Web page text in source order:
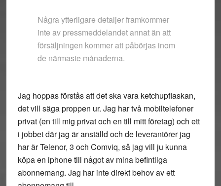
Några ytterligare detaljer framkommer
inte av pressmeddelandet annat än att
försäljningen kommer att påbörjas inom
de närmaste månaderna.
Jag hoppas förstås att det ska vara ketchupflaskan,
det vill säga proppen ur. Jag har två mobiltelefoner
privat (en till mig privat och en till mitt företag) och ett
i jobbet där jag är anställd och de leverantörer jag
har är Telenor, 3 och Comviq, så jag vill ju kunna
köpa en iphone till något av mina befintliga
abonnemang. Jag har inte direkt behov av ett